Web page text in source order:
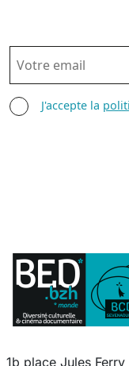
EMAIL
AGREE TERMS
J'accepte la
1b place Jules Ferry